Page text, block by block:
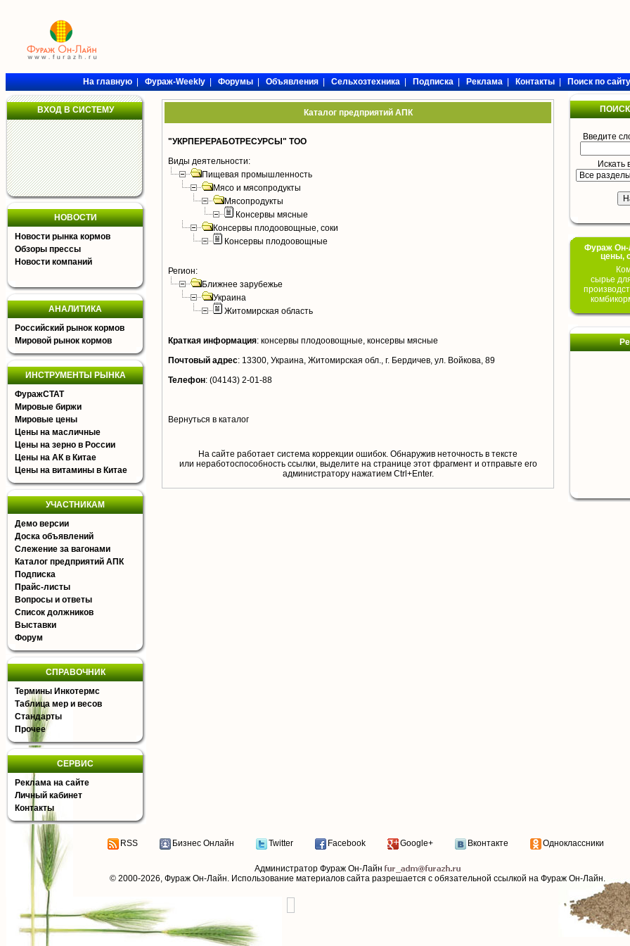
На главную|Фураж-Weekly|Форумы|Объявления|Сельхозтехника|Подписка|Реклама|Контакты|Поиск по сайту
ВХОД В СИСТЕМУ
НОВОСТИ
Новости рынка кормов
Обзоры прессы
Новости компаний
АНАЛИТИКА
Российский рынок кормов
Мировой рынок кормов
ИНСТРУМЕНТЫ РЫНКА
ФуражСТАТ
Мировые биржи
Мировые цены
Цены на масличные
Цены на зерно в России
Цены на АК в Китае
Цены на витамины в Китае
УЧАСТНИКАМ
Демо версии
Доска объявлений
Слежение за вагонами
Каталог предприятий АПК
Подписка
Прайс-листы
Вопросы и ответы
Список должников
Выставки
Форум
СПРАВОЧНИК
Термины Инкотермс
Таблица мер и весов
Стандарты
Прочее
СЕРВИС
Реклама на сайте
Личный кабинет
Контакты
Каталог предприятий АПК
"УКРПЕРЕРАБОТРЕСУРСЫ" ТОО
Виды деятельности:
Пищевая промышленность
Мясо и мясопродукты
Мясопродукты
Консервы мясные
Консервы плодоовощные, соки
Консервы плодоовощные
Регион:
Ближнее зарубежье
Украина
Житомирская область
Краткая информация: консервы плодоовощные, консервы мясные
Почтовый адрес: 13300, Украина, Житомирская обл., г. Бердичев, ул. Войкова, 89
Телефон: (04143) 2-01-88
Вернуться в каталог
На сайте работает система коррекции ошибок. Обнаружив неточность в тексте
или неработоспособность ссылки, выделите на странице этот фрагмент и отправьте его
aдминистратору нажатием Ctrl+Enter.
Введите
Искать
Фураж Он-
цены,
сырье
RSS Бизнес Онлайн Twitter Facebook Google+ Вконтакте Одноклассники
Администратор Фураж Он-Лайн
© 2000-2026, Фураж Он-Лайн. Использование материалов сайта разрешается с обязательной ссылкой на Фураж Он-Лайн.